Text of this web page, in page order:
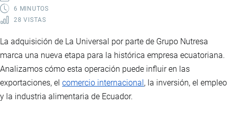
POR
MARCAS
TENDENCIAS
6 MINUTOS
28 VISTAS
La adquisición de La Universal por parte de Grupo Nutresa
marca una nueva etapa para la histórica empresa ecuatoriana.
Analizamos cómo esta operación puede influir en las
exportaciones, el comercio internacional , la inversión, el empleo
y la industria alimentaria de Ecuador.